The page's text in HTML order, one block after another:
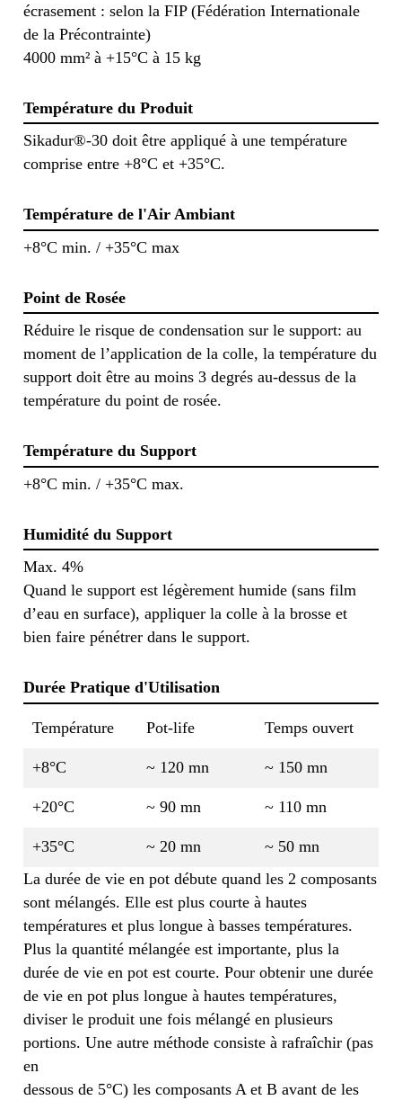
écrasement : selon la FIP (Fédération Internationale
de la Précontrainte)
4000 mm² à +15°C à 15 kg
Température du Produit
Sikadur®-30 doit être appliqué à une température
comprise entre +8°C et +35°C.
Température de l'Air Ambiant
+8°C min. / +35°C max
Point de Rosée
Réduire le risque de condensation sur le support: au
moment de l’application de la colle, la température du
support doit être au moins 3 degrés au-dessus de la
température du point de rosée.
Température du Support
+8°C min. / +35°C max.
Humidité du Support
Max. 4%
Quand le support est légèrement humide (sans film
d’eau en surface), appliquer la colle à la brosse et
bien faire pénétrer dans le support.
Durée Pratique d'Utilisation
Température Pot-life Temps ouvert
+8°C ~ 120 mn ~ 150 mn
+20°C ~ 90 mn ~ 110 mn
+35°C ~ 20 mn
~ 50 mn
La durée de vie en pot débute quand les 2 composants
sont mélangés. Elle est plus courte à hautes
températures et plus longue à basses températures.
Plus la quantité mélangée est importante, plus la
durée de vie en pot est courte. Pour obtenir une durée
de vie en pot plus longue à hautes températures,
diviser le produit une fois mélangé en plusieurs
portions. Une autre méthode consiste à rafraîchir (pas
en
dessous de 5°C) les composants A et B avant de les